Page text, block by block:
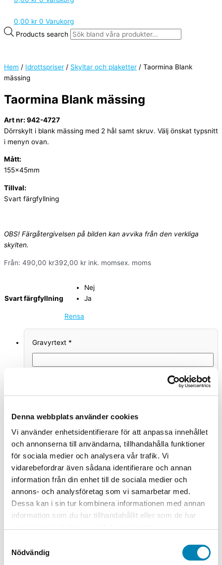
Denna webbplats använder cookies
Vi använder enhetsidentifierare för att anpassa innehållet
och annonserna till användarna, tillhandahålla funktioner
för sociala medier och analysera vår trafik. Vi
vidarebefordrar även sådana identifierare och annan
information från din enhet till de sociala medier och
annons- och analysföretag som vi samarbetar med.
Dessa kan i sin tur kombinera informationen med annan
information som du har tillhandahållit eller som de har
Nödvändig
0,00 kr 0 Varukorg
Products search
Hem / Idrottspriser / Skyltar och plaketter / Taormina Blank
mässing
Taormina Blank mässing
Art nr: 942-4727
Dörrskylt i blank mässing med 2 hål samt skruv. Välj önskat typsnitt
i menyn ovan.
Mått:
155x45mm
Tillval:
Svart färgfyllning
OBS! Färgåtergivelsen på bilden kan avvika från den verkliga
skylten.
Från: 490,00 kr392,00 kr ink. momsex. moms
Svart färgfyllning
Nej
Ja
Rensa
Gravyrtext *
Välj typsnitt*
Arial
English
Della Robbia
Gabriola
Myriad
Produktsumma